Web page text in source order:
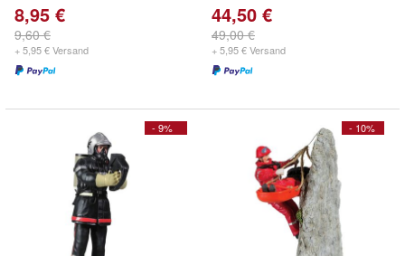
8,95 €
9,60 €
+ 5,95 € Versand
44,50 €
49,00 €
+ 5,95 € Versand
- 9% - 10%